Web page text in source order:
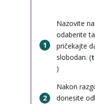
1
Nazovite
odaberite
pričekajte
slobodan. (
)
2
Nakon
donesite